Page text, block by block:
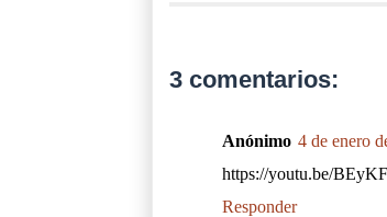
3 comentarios:
Anónimo 4 de enero
https://youtu.be/
Responder